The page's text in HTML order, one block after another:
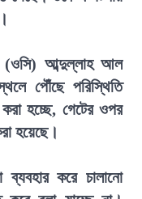
(ওসি) আব্দুল্লাহ আল
পৌঁছে পরিস্থিতি
করা হচ্ছে, গেটের ওপর
হয়েছে।
করে চালানো